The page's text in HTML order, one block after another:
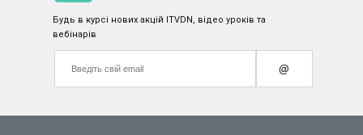
Будь в курсі нових акцій ITVDN, відео уроків та
вебінарів
@